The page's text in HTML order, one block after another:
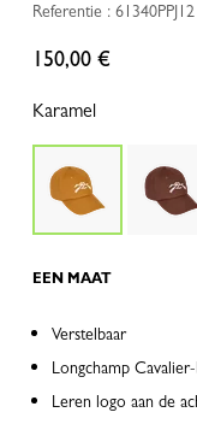
Referentie :
150,00 €
Karamel
EEN MAAT
Verstelbaar
Longchamp
Leren logo aan de